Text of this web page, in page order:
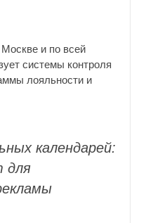
и по всей
системы контроля
лояльности и
календарей:
для